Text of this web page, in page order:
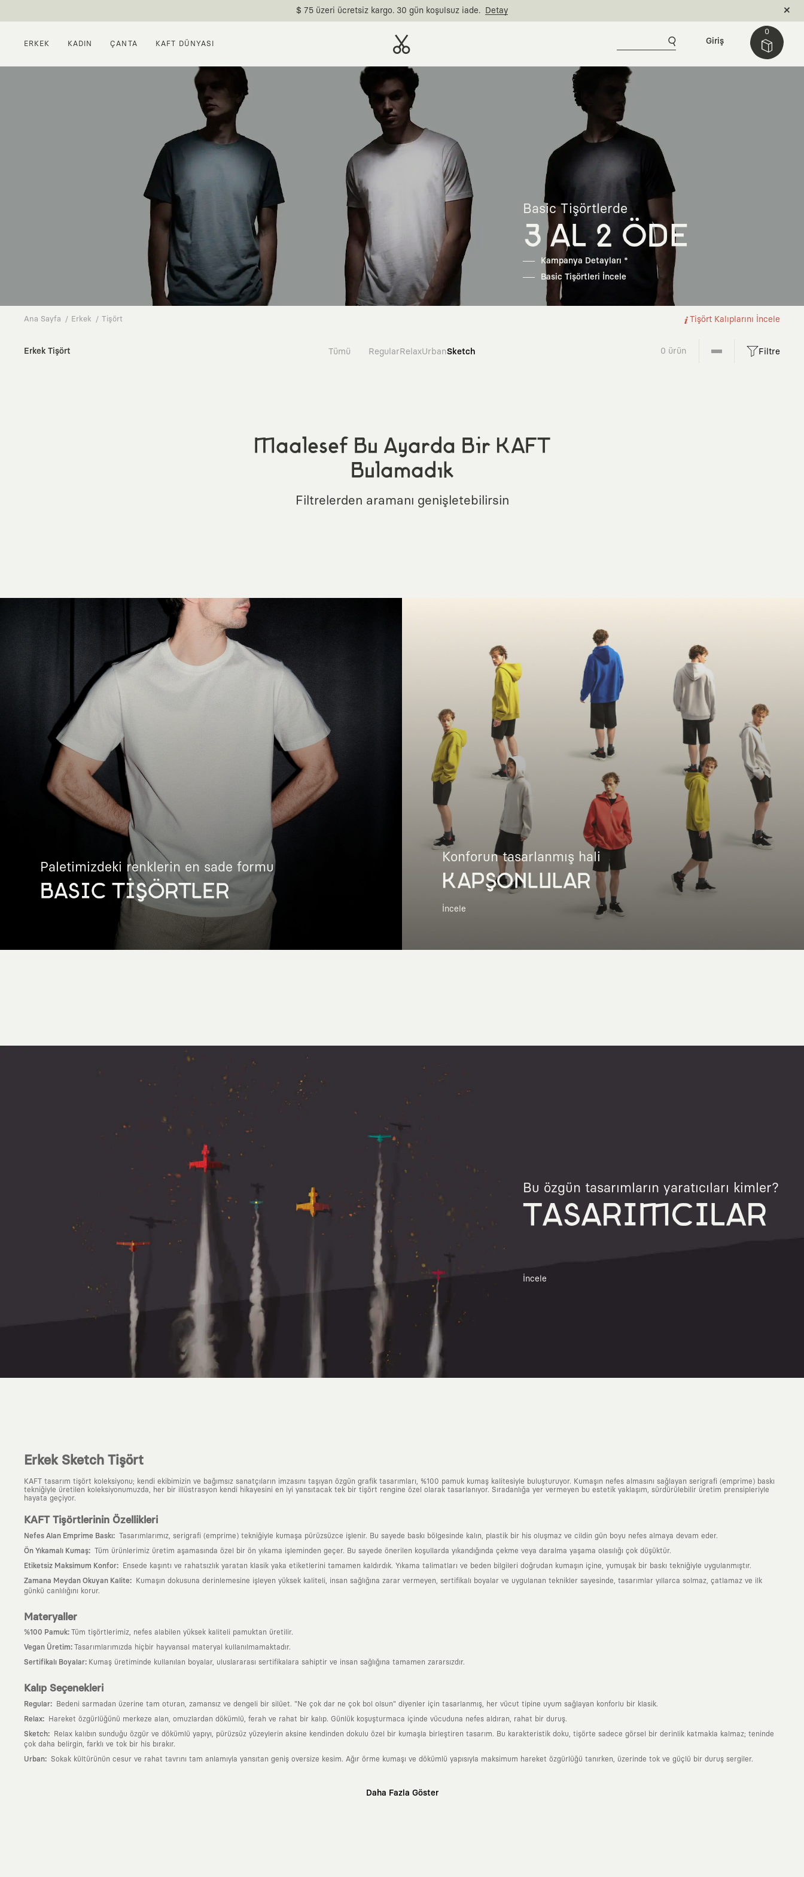
$ 75 üzeri ücretsiz kargo. 30 gün koşulsuz iade. Detay
ERKEK KADIN ÇANTA KAFT DÜNYASI
0
Giriş
Basic Tişörtlerde
3 AL 2 ÖDE
Kampanya Detayları *
Basic Tişörtleri İncele
Ana Sayfa Erkek Tişört Tişört Kalıplarını İncele
Erkek Tişört Tümü RegularRelaxUrbanSketch 0 ürün Filtre
Maalesef Bu Ayarda Bir KAFT
Bulamadık
Filtrelerden aramanı genişletebilirsin
Paletimizdeki renklerin en sade formu
BASIC TİŞÖRTLER
Konforun tasarlanmış hali
KAPŞONLULAR
İncele
Bu özgün tasarımların yaratıcıları kimler?
TASARIMCILAR
İncele
Erkek Sketch Tişört
KAFT tasarım tişört koleksiyonu; kendi ekibimizin ve bağımsız sanatçıların imzasını taşıyan özgün grafik tasarımları, %100 pamuk kumaş kalitesiyle buluşturuyor. Kumaşın nefes almasını sağlayan serigrafi (emprime) baskı
tekniğiyle üretilen koleksiyonumuzda, her bir illüstrasyon kendi hikayesini en iyi yansıtacak tek bir tişört rengine özel olarak tasarlanıyor. Sıradanlığa yer vermeyen bu estetik yaklaşım, sürdürülebilir üretim prensipleriyle
hayata geçiyor.
KAFT Tişörtlerinin Özellikleri
Nefes Alan Emprime Baskı: Tasarımlarımız, serigrafi (emprime) tekniğiyle kumaşa pürüzsüzce işlenir. Bu sayede baskı bölgesinde kalın, plastik bir his oluşmaz ve cildin gün boyu nefes almaya devam eder.
Ön Yıkamalı Kumaş: Tüm ürünlerimiz üretim aşamasında özel bir ön yıkama işleminden geçer. Bu sayede önerilen koşullarda yıkandığında çekme veya daralma yaşama olasılığı çok düşüktür.
Etiketsiz Maksimum Konfor: Ensede kaşıntı ve rahatsızlık yaratan klasik yaka etiketlerini tamamen kaldırdık. Yıkama talimatları ve beden bilgileri doğrudan kumaşın içine, yumuşak bir baskı tekniğiyle uygulanmıştır.
Zamana Meydan Okuyan Kalite:
Kumaşın dokusuna derinlemesine işleyen yüksek kaliteli, insan sağlığına zarar vermeyen, sertifikalı boyalar ve uygulanan teknikler sayesinde, tasarımlar yıllarca solmaz, çatlamaz ve ilk
günkü canlılığını korur.
Materyaller
%100 Pamuk: Tüm tişörtlerimiz, nefes alabilen yüksek kaliteli pamuktan üretilir.
Vegan Üretim: Tasarımlarımızda hiçbir hayvansal materyal kullanılmamaktadır.
Sertifikalı Boyalar: Kumaş üretiminde kullanılan boyalar, uluslararası sertifikalara sahiptir ve insan sağlığına tamamen zararsızdır.
Kalıp Seçenekleri
Regular: Bedeni sarmadan üzerine tam oturan, zamansız ve dengeli bir silüet. "Ne çok dar ne çok bol olsun" diyenler için tasarlanmış, her vücut tipine uyum sağlayan konforlu bir klasik.
Relax: Hareket özgürlüğünü merkeze alan, omuzlardan dökümlü, ferah ve rahat bir kalıp. Günlük koşuşturmaca içinde vücuduna nefes aldıran, rahat bir duruş.
Sketch:
Relax kalıbın sunduğu özgür ve dökümlü yapıyı, pürüzsüz yüzeylerin aksine kendinden dokulu özel bir kumaşla birleştiren tasarım. Bu karakteristik doku, tişörte sadece görsel bir derinlik katmakla kalmaz; teninde
çok daha belirgin, farklı ve tok bir his bırakır.
Urban: Sokak kültürünün cesur ve rahat tavrını tam anlamıyla yansıtan geniş oversize kesim. Ağır örme kumaşı ve dökümlü yapısıyla maksimum hareket özgürlüğü tanırken, üzerinde tok ve güçlü bir duruş sergiler.
Daha Fazla Göster